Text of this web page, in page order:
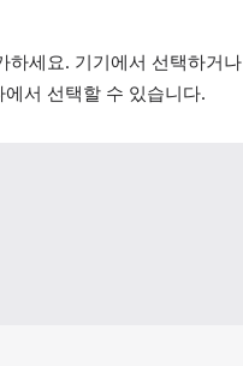
하세요. 기기에서 선택하거나
서 선택할 수 있습니다.